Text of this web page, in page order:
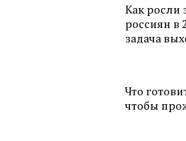
Как росли
россиян в
задача
Что
чтобы